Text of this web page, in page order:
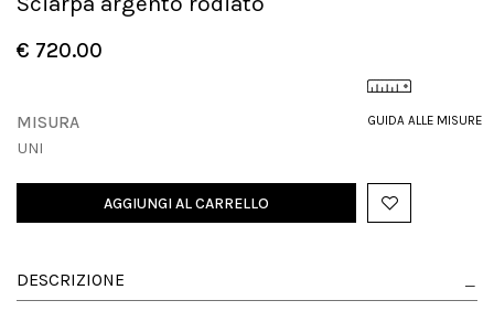
€ 720.00
GUIDA ALLE MISURE
MISURA
UNI
AGGIUNGI AL CARRELLO
DESCRIZIONE